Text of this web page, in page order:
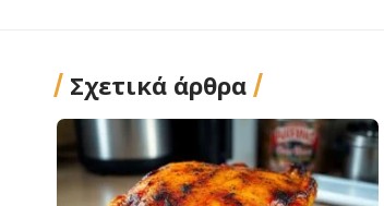
Σχετικά άρθρα